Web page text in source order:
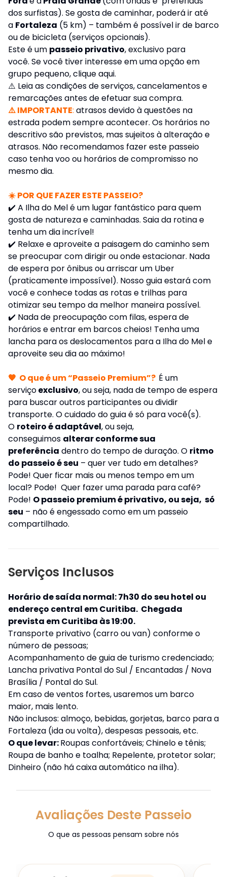
dos surfistas). Se gosta de caminhar, poderá ir até
a Fortaleza (5 km) – também é possível ir de barco
ou de bicicleta (serviços opcionais).
Este é um passeio privativo, exclusivo para
você. Se você tiver interesse em uma opção em
grupo pequeno,clique aqui.
⚠️ Leia as condições de serviços, cancelamentos e
remarcações antes de efetuar sua compra.
⚠️ IMPORTANTE: atrasos devido à questões na
estrada podem sempre acontecer. Os horários no
descritivo são previstos, mas sujeitos à alteração e
atrasos. Não recomendamos fazer este passeio
caso tenha voo ou horários de compromisso no
mesmo dia.
☀️ POR QUE FAZER ESTE PASSEIO?
✔️ A Ilha do Mel é um lugar fantástico para quem
gosta de natureza e caminhadas. Saia da rotina e
tenha um dia incrível!
✔️ Relaxe e aproveite a paisagem do caminho sem
se preocupar com dirigir ou onde estacionar. Nada
de espera por ônibus ou arriscar um Uber
(praticamente impossível). Nosso guia estará com
você e conhece todas as rotas e trilhas para
otimizar seu tempo da melhor maneira possível.
✔️ Nada de preocupação com filas, espera de
horários e entrar em barcos cheios! Tenha uma
lancha para os deslocamentos para a Ilha do Mel e
aproveite seu dia ao máximo!
🧡 O que é um “Passeio Premium”? É um
serviçoexclusivo, ou seja, nada de tempo de espera
para buscar outros participantes ou dividir
transporte. O cuidado do guia é só para você(s).
O roteiro é adaptável, ou seja,
conseguimos alterar conforme sua
preferência dentro do tempo de duração. O ritmo
do passeio é seu – quer ver tudo em detalhes?
Pode! Quer ficar mais ou menos tempo em um
local? Pode! Quer fazer uma parada para café?
Pode! O passeio premium é privativo, ou seja, só
seu – não é engessado como em um passeio
compartilhado.
Serviços Inclusos
Horário de saída normal: 7h30 do seu hotel ou
endereço central em Curitiba. Chegada
prevista em Curitiba às 19:00.
Transporte privativo (carro ou van) conforme o
número de pessoas;
Acompanhamento de guia de turismo credenciado;
Lancha privativa Pontal do Sul / Encantadas / Nova
Brasília / Pontal do Sul.
Em caso de ventos fortes, usaremos um barco
maior, mais lento.
Não inclusos: almoço, bebidas, gorjetas, barco para a
Fortaleza (ida ou volta), despesas pessoais, etc.
O que levar:Roupas confortáveis; Chinelo e tênis;
Roupa de banho e toalha; Repelente, protetor solar;
Dinheiro (não há caixa automático na ilha).
Avaliações Deste Passeio
O que as pessoas pensam sobre nós